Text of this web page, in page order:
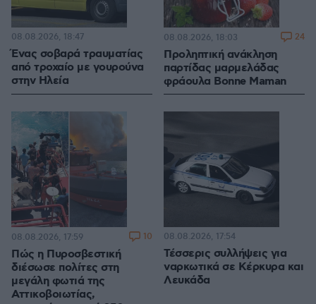
Ένας σοβαρά τραυματίας
από τροχαίο με γουρούνα
στην Ηλεία
08.08.2026, 18:47
Προληπτική ανάκληση
παρτίδας μαρμελάδας
φράουλα Bonne Maman
08.08.2026, 18:03 24
Πώς η Πυροσβεστική
διέσωσε πολίτες στη
μεγάλη φωτιά της
Αττικοβοιωτίας,
08.08.2026, 17:59 10
Τέσσερις συλλήψεις για
ναρκωτικά σε Κέρκυρα και
Λευκάδα
08.08.2026, 17:54